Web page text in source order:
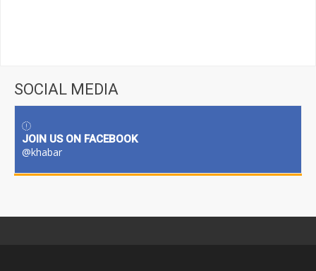
SOCIAL MEDIA
JOIN US ON FACEBOOK
@khabar